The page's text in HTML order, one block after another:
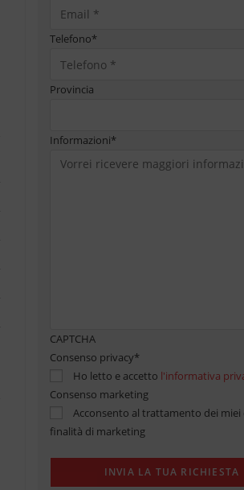
Telefono*
Provincia
Informazioni*
CAPTCHA
Consenso privacy*
Ho letto e accetto l'informativa
Consenso marketing
Acconsento al trattamento dei miei
finalità di marketing